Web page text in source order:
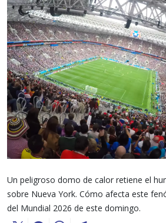
Un peligroso domo de calor retiene el
sobre Nueva York. Cómo afecta este
del Mundial 2026 de este domingo.